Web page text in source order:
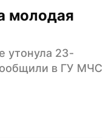
молодая
утонула 23-
в ГУ МЧС